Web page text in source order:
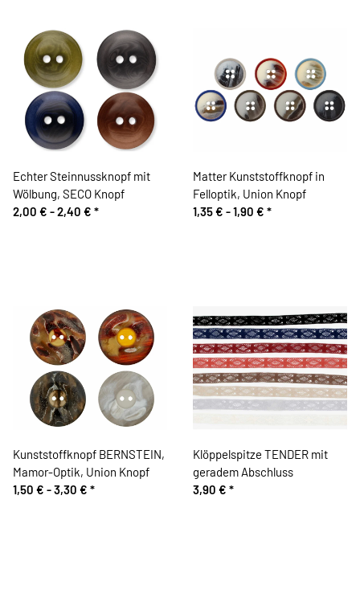
Echter Steinnussknopf mit
Wölbung, SECO Knopf
2,00 € -2,40 € *
Matter Kunststoffknopf in
Felloptik, Union Knopf
1,35 € -1,90 € *
Kunststoffknopf BERNSTEIN,
Mamor-Optik, Union Knopf
1,50 € -3,30 € *
Klöppelspitze TENDER mit
geradem Abschluss
3,90 € *